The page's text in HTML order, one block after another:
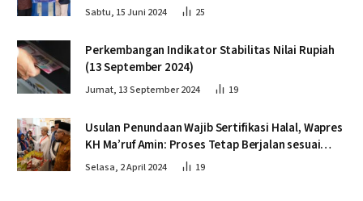
Sabtu, 15 Juni 2024 25
Perkembangan Indikator Stabilitas Nilai Rupiah
(13 September 2024)
Jumat, 13 September 2024 19
Usulan Penundaan Wajib Sertifikasi Halal, Wapres
KH Ma’ruf Amin: Proses Tetap Berjalan sesuai
Penahapan
Selasa, 2 April 2024 19